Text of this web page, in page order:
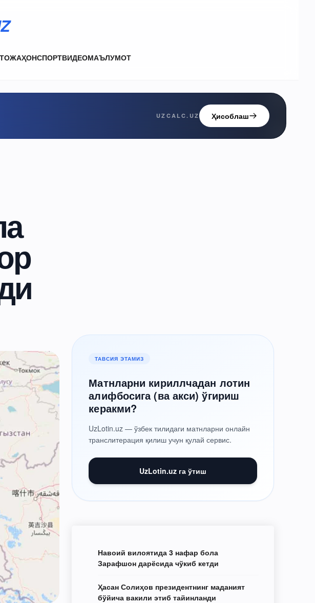
ЖАҲОНСПОРТВИДЕОМАЪЛУМОТ
UZCALC.UZ Ҳисоблаш
ТАВСИЯ ЭТАМИЗ
Матнларни кириллчадан лотин
алифбосига (ва акси) ўгириш
керакми?
UzLotin.uz — ўзбек тилидаги матнларни онлайн
транслитерация қилиш учун қулай сервис.
UzLotin.uz га ўтиш
Навоий вилоятида 3 нафар бола
Зарафшон дарёсида чўкиб кетди
Ҳасан Солиҳов президентнинг маданият
бўйича вакили этиб тайинланди